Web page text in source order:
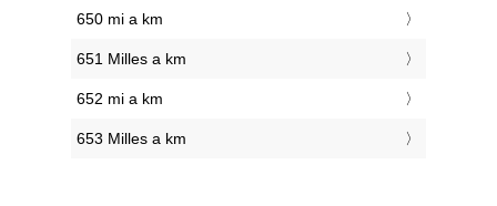
650 mi a km
651 Milles a km
652 mi a km
653 Milles a km